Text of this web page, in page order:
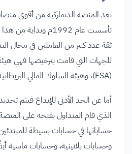
تعد المنصة الدنماركية من أقوى
تأسست عام 1992م
ثقة عدد كبير من العاملين في مجال
للجهات التي قامت بترخيصها فهي هيئة
(FSA)، وهيئة السلوك المالي البريطانية (FCA).
أما عن الحد الأدنى للإيداع فيتم
الذي قام المتداول بفتحه على
حساباتها في حسابات بسيطة
وحسابات بلاتينية، وحسابات ماسية